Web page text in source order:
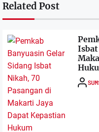
Related Post